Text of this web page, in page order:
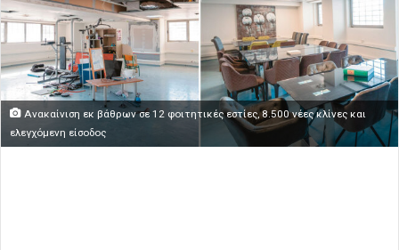
Ανακαίνιση εκ βάθρων σε 12 φοιτητικές εστίες, 8.500 νέες κλίνες και
ελεγχόμενη είσοδος